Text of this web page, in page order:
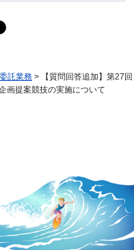
委託業務 > 【質問回答追加】第27回
画提案競技の実施について